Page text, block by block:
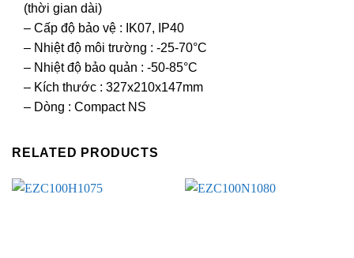
(thời gian dài)
– Cấp độ bảo vệ : IK07, IP40
– Nhiệt độ môi trường : -25-70°C
– Nhiệt độ bảo quản : -50-85°C
– Kích thước : 327x210x147mm
– Dòng : Compact NS
RELATED PRODUCTS